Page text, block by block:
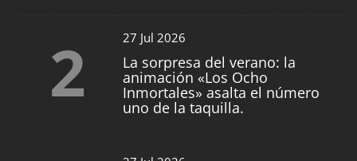
2 27 Jul 2026
La sorpresa del verano: la
animación «Los Ocho
Inmortales» asalta el número
uno de la taquilla.